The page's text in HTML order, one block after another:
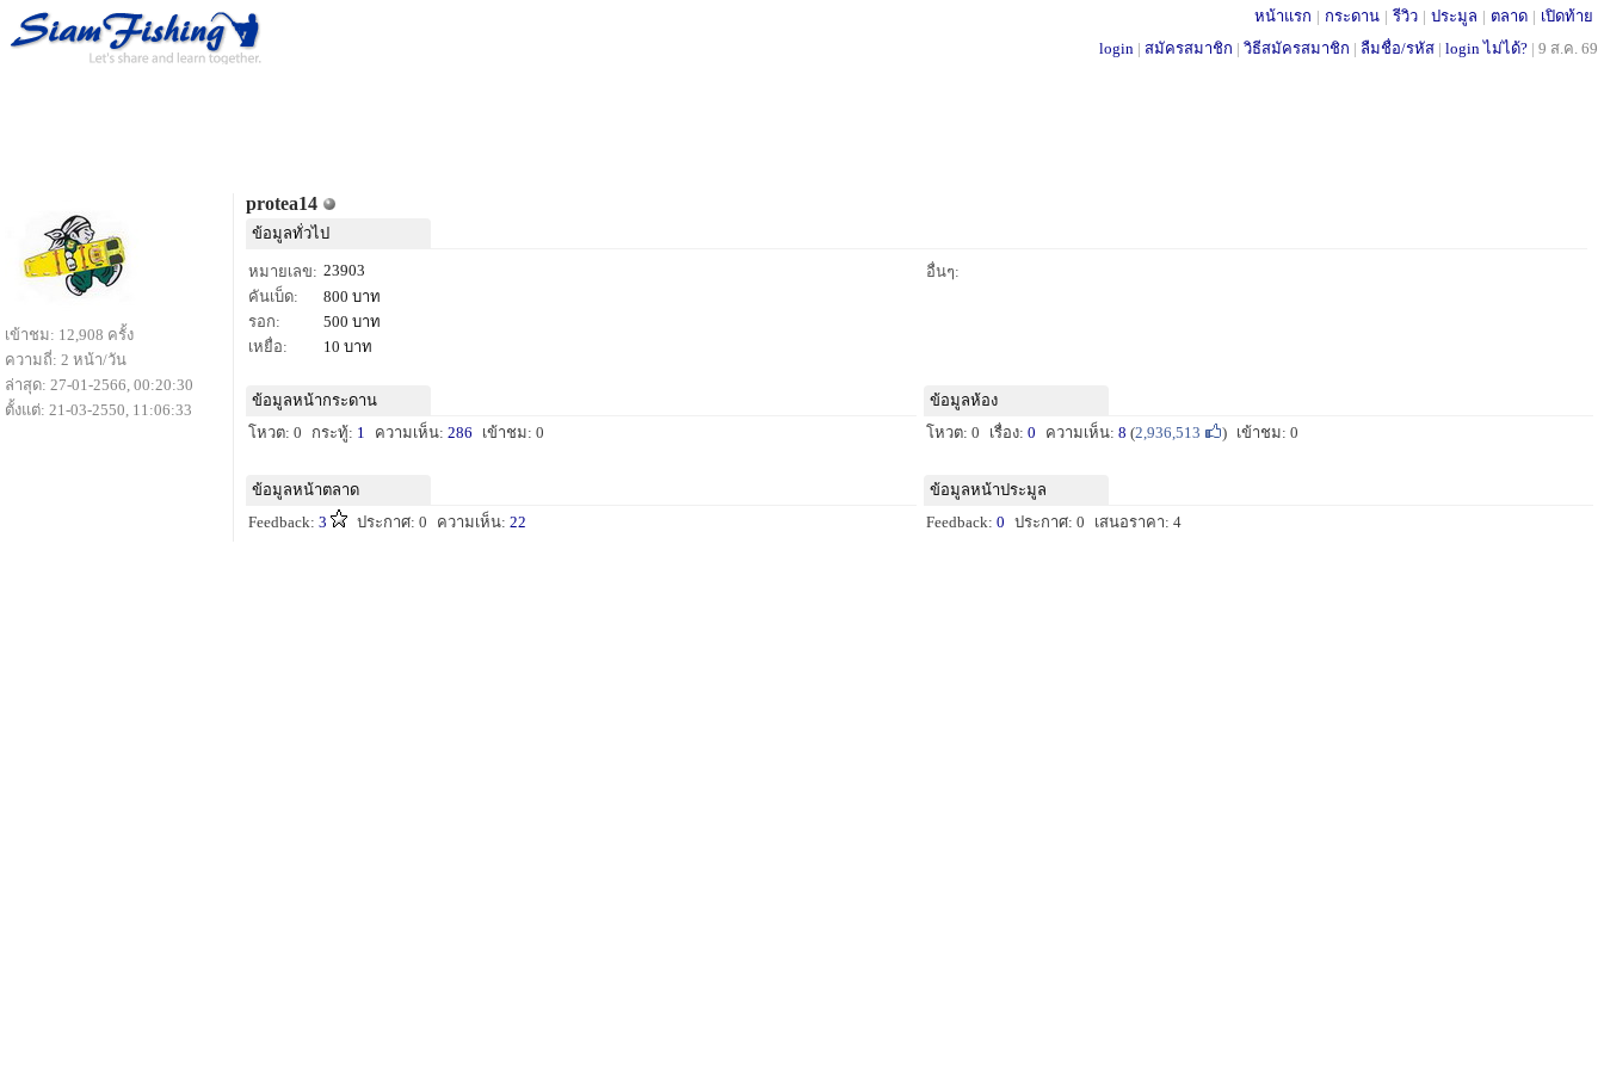
หน้าแรก | กระดาน | รีวิว | ประมูล | ตลาด | เปิดท้าย
login | สมัครสมาชิก | วิธีสมัครสมาชิก | ลืมชื่อ/รหัส | login ไม่ได้? | 9 ส.ค. 69
protea14
ข้อมูลทั่วไป
หมายเลข: 23903
คันเบ็ด:
800 บาท
รอก:
500 บาท
เหยื่อ:
10 บาท
อื่นๆ:
ข้อมูลหน้ากระดาน
โหวต: 0
กระทู้: 1 ความเห็น: 286 เข้าชม: 0
ข้อมูลห้อง
โหวต: 0
เรื่อง: 0 ความเห็น: 8 (2,936,513 ) เข้าชม: 0
ข้อมูลหน้าตลาด
Feedback: 3 ประกาศ: 0 ความเห็น: 22
ข้อมูลหน้าประมูล
Feedback: 0 ประกาศ: 0 เสนอราคา: 4
เข้าชม: 12,908 ครั้ง
ความถี่: 2 หน้า/วัน
ล่าสุด: 27-01-2566, 00:20:30
ตั้งแต่: 21-03-2550, 11:06:33